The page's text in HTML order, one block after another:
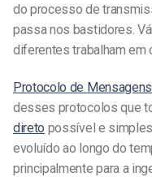
do processo de
passa nos bastidores.
diferentes trabalham em
Protocolo de
desses protocolos que
direto possível e
evoluído ao longo do
principalmente para a